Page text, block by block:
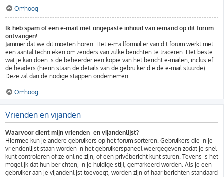
Omhoog
Ik heb spam of een e-mail met ongepaste inhoud van iemand op dit forum
ontvangen!
Jammer dat we dit moeten horen. Het e-mailformulier van dit forum werkt met
een aantal technieken om zenders van zulke berichten te traceren. Het beste
wat je kan doen is de beheerder een kopie van het bericht e-mailen, inclusief
de headers (hierin staan de details van de gebruiker die de e-mail stuurde).
Deze zal dan de nodige stappen ondernemen.
Omhoog
Vrienden en vijanden
Waarvoor dient mijn vrienden- en vijandenlijst?
Hiermee kun je andere gebruikers op het forum sorteren. Gebruikers die in je
vriendenlijst staan worden in het gebruikerspaneel weergegeven zodat je snel
kunt controleren of ze online zijn, of een privébericht kunt sturen. Tevens is het
mogelijk dat hun berichten, in je huidige stijl, gemarkeerd worden. Als je een
gebruiker aan je vijandenlijst toevoegt, worden zijn of haar berichten standaard